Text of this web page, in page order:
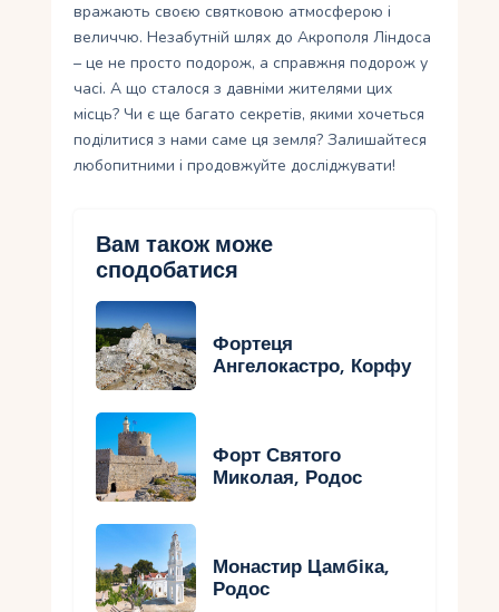
вражають своєю святковою атмосферою і
величчю. Незабутній шлях до Акрополя Ліндоса
– це не просто подорож, а справжня подорож у
часі. А що сталося з давніми жителями цих
місць? Чи є ще багато секретів, якими хочеться
поділитися з нами саме ця земля? Залишайтеся
любопитними і продовжуйте досліджувати!
Вам також може
сподобатися
Фортеця
Ангелокастро, Корфу
Форт Святого
Миколая, Родос
Монастир Цамбіка,
Родос